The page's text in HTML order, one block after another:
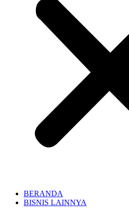
BERANDA
BISNIS LAINNYA